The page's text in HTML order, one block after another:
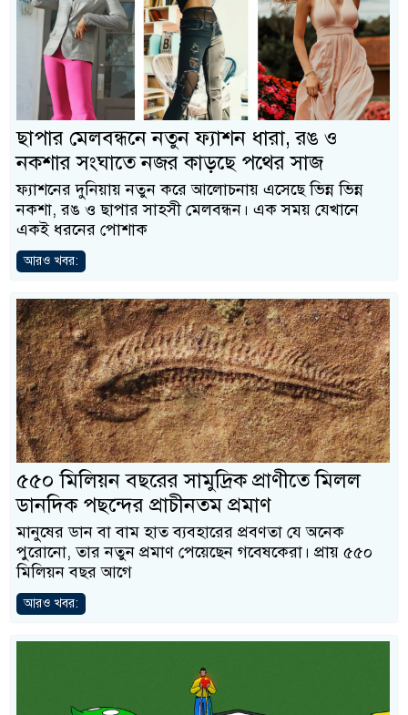
ছাপার মেলবন্ধনে নতুন ফ্যাশন ধারা, রঙ ও
নকশার সংঘাতে নজর কাড়ছে পথের সাজ
ফ্যাশনের দুনিয়ায় নতুন করে আলোচনায় এসেছে ভিন্ন ভিন্ন
নকশা, রঙ ও ছাপার সাহসী মেলবন্ধন। এক সময় যেখানে
একই ধরনের পোশাক
আরও খবর:
৫৫০ মিলিয়ন বছরের সামুদ্রিক প্রাণীতে মিলল
ডানদিক পছন্দের প্রাচীনতম প্রমাণ
মানুষের ডান বা বাম হাত ব্যবহারের প্রবণতা যে অনেক
পুরোনো, তার নতুন প্রমাণ পেয়েছেন গবেষকেরা। প্রায় ৫৫০
মিলিয়ন বছর আগে
আরও খবর: